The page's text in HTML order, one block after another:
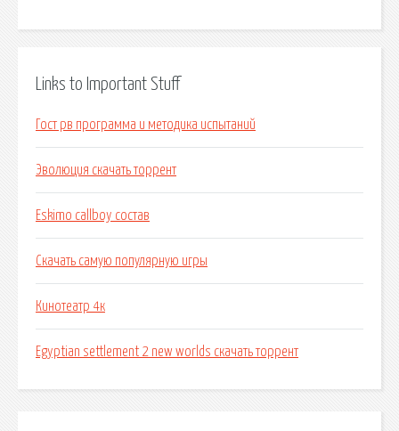
Links to Important Stuff
Гост рв программа и методика испытаний
Эволюция скачать торрент
Eskimo callboy состав
Скачать самую популярную игры
Кинотеатр 4к
Egyptian settlement 2 new worlds скачать торрент